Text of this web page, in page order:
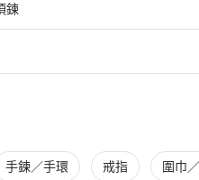
潤只有5%，只賺物流服務費❗️絕對
除手續費。走平台本就是花錢買
訊
鍊
推薦
件相似商品推薦
手鍊／手環 戒指 圍巾